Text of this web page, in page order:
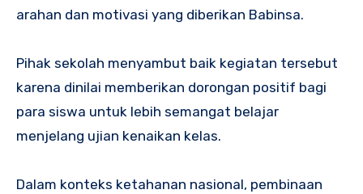
arahan dan motivasi yang diberikan Babinsa.
Pihak sekolah menyambut baik kegiatan tersebut
karena dinilai memberikan dorongan positif bagi
para siswa untuk lebih semangat belajar
menjelang ujian kenaikan kelas.
Dalam konteks ketahanan nasional, pembinaan